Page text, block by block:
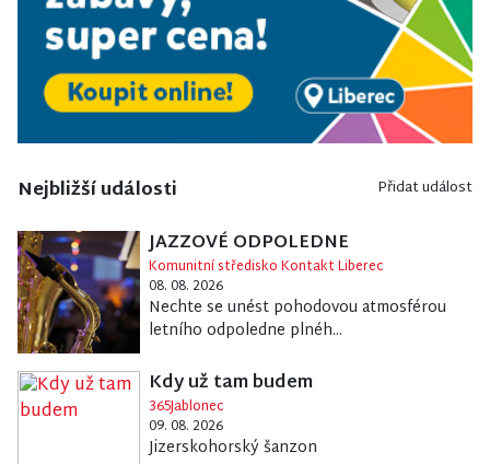
Nejbližší události Přidat událost
JAZZOVÉ ODPOLEDNE
Komunitní středisko Kontakt Liberec
08. 08. 2026
Nechte se unést pohodovou atmosférou
letního odpoledne plnéh...
Kdy už tam budem
365Jablonec
09. 08. 2026
Jizerskohorský šanzon